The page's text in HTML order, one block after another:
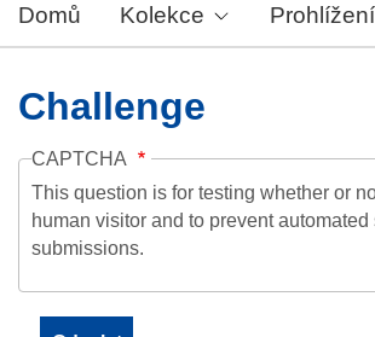
Domů Kolekce Prohlížení
Challenge
CAPTCHA
This question is for testing whether or
human visitor and to prevent automated
submissions.